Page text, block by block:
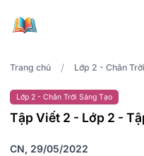
Trang chủ / Lớp 2 - Chân
Lớp 2 - Chân Trời Sáng Tạo
Tập Viết 2 - Lớp 2 -
CN, 29/05/2022